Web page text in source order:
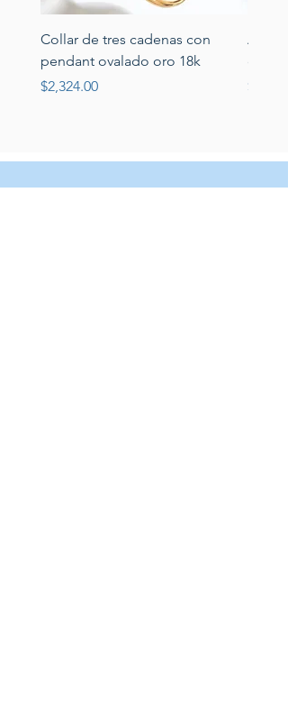
Collar de tres cadenas con
pendant ovalado oro 18k
Price
$2,324.00
Price
$389.00